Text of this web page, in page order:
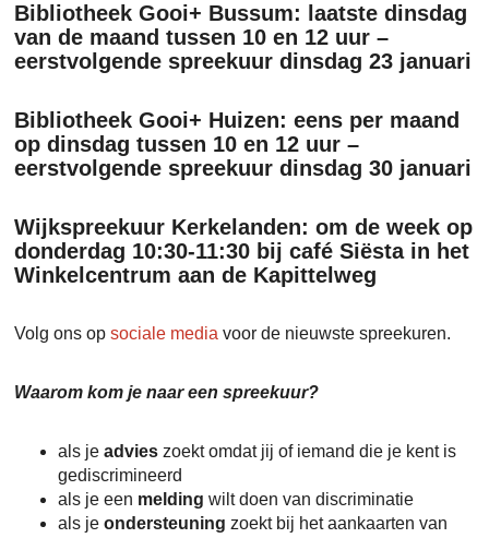
Bibliotheek Gooi+ Bussum: laatste dinsdag
van de maand tussen 10 en 12 uur –
eerstvolgende spreekuur dinsdag 23 januari
Bibliotheek Gooi+ Huizen: eens per maand
op dinsdag tussen 10 en 12 uur –
eerstvolgende spreekuur dinsdag 30 januari
Wijkspreekuur Kerkelanden: om de week op
donderdag 10:30-11:30 bij café Siësta in het
Winkelcentrum aan de Kapittelweg
Volg ons op sociale media voor de nieuwste spreekuren.
Waarom kom je naar een spreekuur?
als je advieszoekt omdat jij of iemand die je kent is
gediscrimineerd
als je een melding wilt doen van discriminatie
als je ondersteuning zoekt bij het aankaarten van